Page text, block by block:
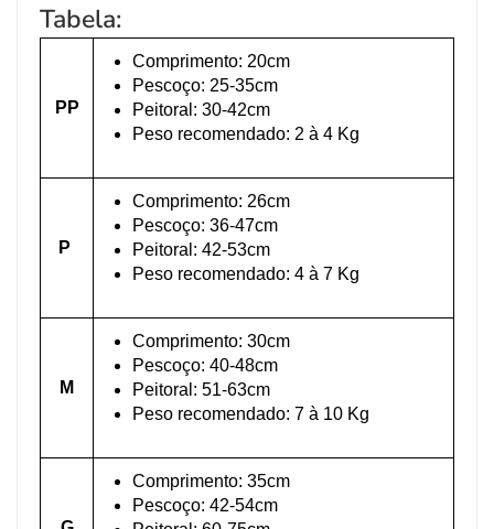
Tabela:
PP
Comprimento: 20cm
Pescoço: 25-35cm
Peitoral: 30-42cm
Peso recomendado: 2 à 4 Kg
P
Comprimento: 26cm
Pescoço: 36-47cm
Peitoral: 42-53cm
Peso recomendado: 4 à 7 Kg
M
Comprimento: 30cm
Pescoço: 40-48cm
Peitoral: 51-63cm
Peso recomendado: 7 à 10 Kg
Comprimento: 35cm
Pescoço: 42-54cm